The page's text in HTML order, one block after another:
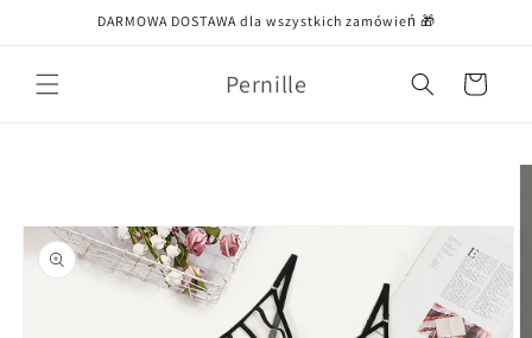
DARMOWA DOSTAWA dla wszystkich zamówień 🎁
Pernille Koszyk
produkcie